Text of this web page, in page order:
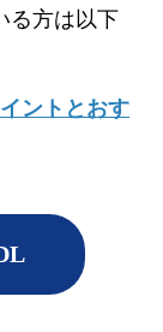
る方は以下
ントとおす